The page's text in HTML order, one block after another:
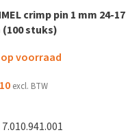
crimp pin 1 mm 24-17
(100 stuks)
voorraad
excl. BTW
7.010.941.001